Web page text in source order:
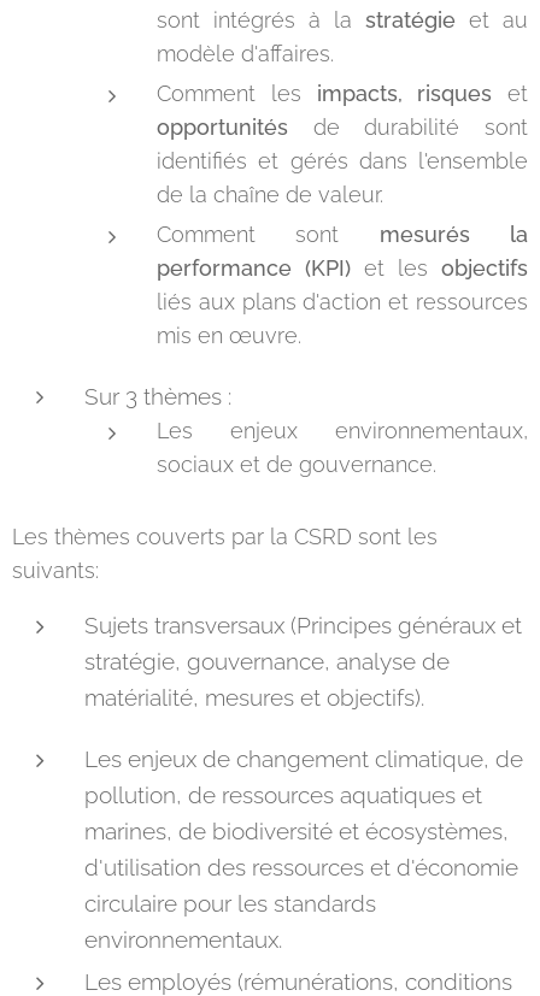
sont intégrés à la stratégie et au
modèle d'affaires.
Comment les impacts, risques et
opportunités de durabilité sont
identifiés et gérés dans l'ensemble
de la chaîne de valeur.
Comment sont mesurés la
performance (KPI) et les objectifs
liés aux plans d'action et ressources
mis en œuvre.
Sur 3 thèmes :
Les enjeux environnementaux,
sociaux et de gouvernance.
Les thèmes couverts par la CSRD sont les
suivants:
Sujets transversaux (Principes généraux et
stratégie, gouvernance, analyse de
matérialité, mesures et objectifs).
Les enjeux de changement climatique, de
pollution, de ressources aquatiques et
marines, de biodiversité et écosystèmes,
d'utilisation des ressources et d'économie
circulaire pour les standards
environnementaux.
Les employés (rémunérations, conditions